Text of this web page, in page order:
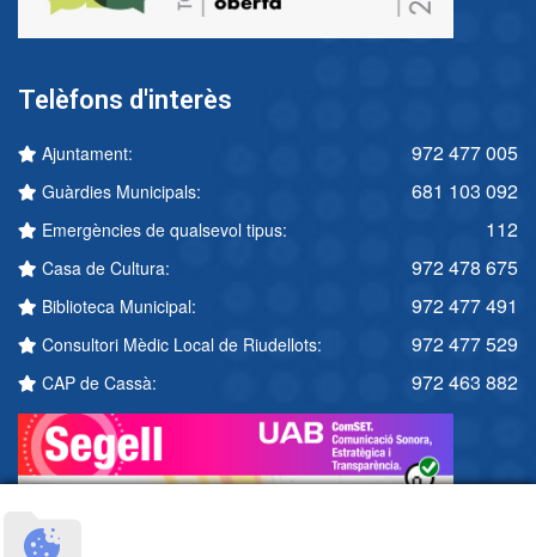
Telèfons d'interès
Ajuntament: 972 477 005
Guàrdies Municipals: 681 103 092
Emergències de qualsevol tipus: 112
Casa de Cultura: 972 478 675
Biblioteca Municipal: 972 477 491
Consultori Mèdic Local de Riudellots: 972 477 529
CAP de Cassà: 972 463 882